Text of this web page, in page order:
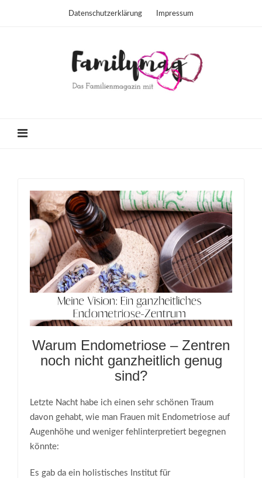
Datenschutzerklärung Impressum
Warum Endometriose – Zentren
noch nicht ganzheitlich genug
sind?
Letzte Nacht habe ich einen sehr schönen Traum
davon gehabt, wie man Frauen mit Endometriose auf
Augenhöhe und weniger fehlinterpretiert begegnen
könnte:
Es gab da ein holistisches Institut für